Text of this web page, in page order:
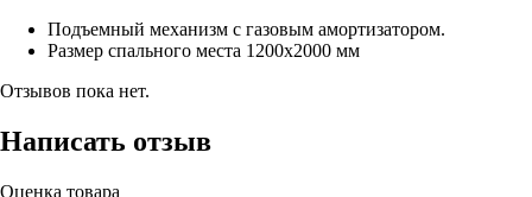
Подъемный механизм с газовым амортизатором.
Размер спального места 1200х2000 мм
Отзывов пока нет.
Написать отзыв
Оценка товара